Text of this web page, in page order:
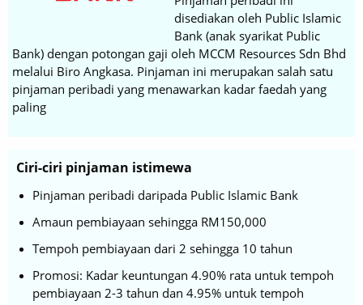
disediakan oleh Public Islamic
Bank (anak syarikat Public
Bank) dengan potongan gaji oleh MCCM Resources Sdn Bhd
melalui Biro Angkasa. Pinjaman ini merupakan salah satu
pinjaman peribadi yang menawarkan kadar faedah yang
paling
Ciri-ciri pinjaman istimewa
Pinjaman peribadi daripada Public Islamic Bank
Amaun pembiayaan sehingga RM150,000
Tempoh pembiayaan dari 2 sehingga 10 tahun
Promosi: Kadar keuntungan 4.90% rata untuk tempoh
pembiayaan 2-3 tahun dan 4.95% untuk tempoh